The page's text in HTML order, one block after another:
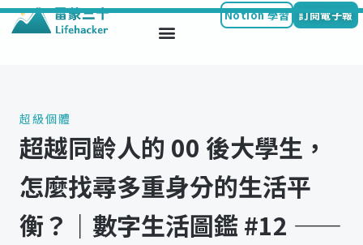
Notion 學習 訂閱電子報
超級個體
超越同齡人的 00 後大學生，
怎麼找尋多重身分的生活平
衡？｜數字生活圖鑑 #12 ——